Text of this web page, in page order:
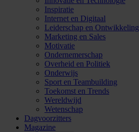
Inspiratie
Internet en Digitaal
Leiderschap en Ontwikkeling
Marketing en Sales
Motivatie
Ondernemerschap
Overheid en Politiek
Onderwijs
Sport en Teambuilding
Toekomst en Trends
Wereldwijd
Wetenschap
Dagvoorzitters
Magazine